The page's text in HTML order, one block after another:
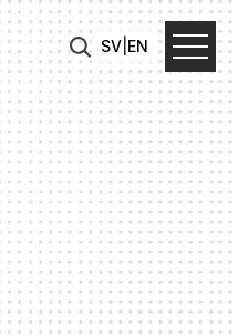
SV EN
av
- en av
med
Med sitt